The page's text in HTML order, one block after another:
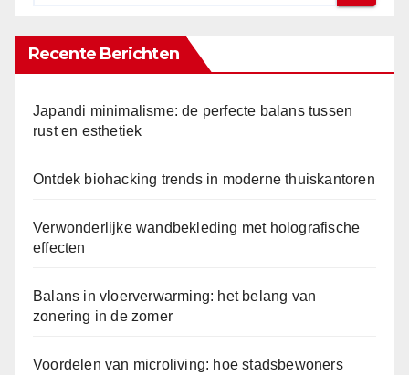
Recente Berichten
Japandi minimalisme: de perfecte balans tussen
rust en esthetiek
Ontdek biohacking trends in moderne thuiskantoren
Verwonderlijke wandbekleding met holografische
effecten
Balans in vloerverwarming: het belang van
zonering in de zomer
Voordelen van microliving: hoe stadsbewoners